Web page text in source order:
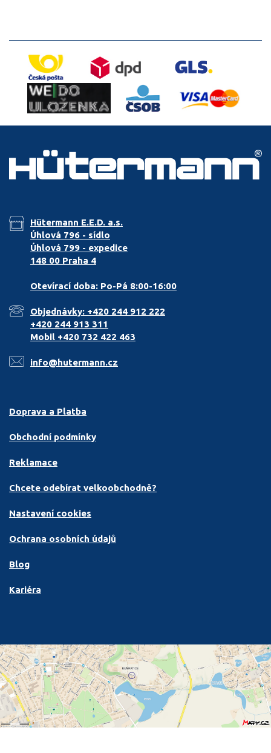
Hütermann E.E.D. a.s.
Úhlová 796 - sídlo
Úhlová 799 - expedice
148 00 Praha 4
Otevírací doba: Po-Pá 8:00-16:00
Objednávky: +420 244 912 222
+420 244 913 311
Mobil +420 732 422 463
info@hutermann.cz
Doprava a Platba
Obchodní podmínky
Reklamace
Chcete odebírat velkoobchodně?
Nastavení cookies
Ochrana osobních údajů
Blog
Kariéra